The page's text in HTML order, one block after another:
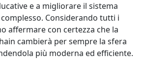
e a migliorare il sistema
Considerando tutti i
affermare con certezza che la
cambierà per sempre la sfera
più moderna ed efficiente.